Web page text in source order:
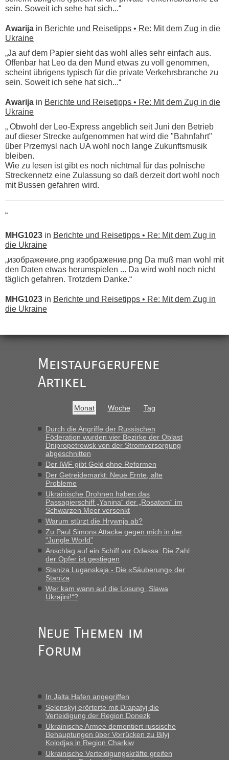
sein. Soweit ich sehe hat sich...“
Awarija in Berichte und Reisetipps • Re: Mit dem Zug in die
Ukraine
„Ja auf dem Papier sieht das wohl alles sehr einfach aus.
Offenbar hat Leo da den Mund etwas zu voll genommen,
scheint übrigens typisch für die private Verkehrsbranche zu
sein. Soweit ich sehe hat sich...“
Awarija in Berichte und Reisetipps • Re: Mit dem Zug in die
Ukraine
„ Obwohl der Leo-Express angeblich seit Juni den Betrieb
auf dieser Strecke aufgenommen hat wird die "Bahnfahrt"
über Przemysl nach UA wohl noch lange Zukunftsmusik
bleiben.
Wie zu lesen ist gibt es noch nichtmal für das polnische
Streckennetz eine Zulassung so daß derzeit dort wohl noch
mit Bussen gefahren wird.
“
MHG1023 in Berichte und Reisetipps • Re: Mit dem Zug in
die Ukraine
„изображение.png изображение.png Da muß man wohl mit
den Daten etwas herumspielen ... Da wird wohl noch nicht
täglich gefahren. Trotzdem Danke.“
MHG1023 in Berichte und Reisetipps • Re: Mit dem Zug in
die Ukraine
Ist korrekt, aber ich finde man hätte trotzdem im Text gleich
darauf hinweisen können.
War aber nicht "böse" gemeint ...
buchbar - warum auch immer ...
Hab´s versucht - bekomme aber immer angezeigt "auf dieser
Strecke fahren wir nicht"
MHG1023 inBerichte und Reisetipps • Re: Mit dem Zug in
die Ukraine
„Man sollte aber explizit dazu schreiben, daß es ein Zug von
LeoExpress ist - und nur auf deren Webseite kann man die
Fahrkarten kaufen. Zumindest ist es die erste Umsteigefreie
Verbindung von Deutschland...“
Recht, Visa und Dokumente • Re: Deklaration
gebrauchter Kleidung beim Zoll
„Vielen Dank, mit einem Briefchen meiner Frau im Gepäck
gab es keine Probleme“
fast 11 Milliarden aufgedeckt
„Am besten wäre natürlich, wenn die Frau mit dabei ist.
Alleinreisende Männer stehen schließlich immer unter
Milliarden aufgedeckt
„Kein Zoll. Du musst an sich nur sagen dass das privat ist
und du nicht damit handeln willst. So lange das nicht
Originalverpackt ist und ersichlich das nicht neu sollte es
keine Probleme geben“
Meistaufgerufene
Artikel
Monat Woche Tag
Durch die Angriffe der Russischen
Föderation wurden vier Bezirke der Oblast
Dnipropetrowsk von der Stromversorgung
abgeschnitten
Der IWF gibt Geld ohne Reformen
Der Getreidemarkt: Neue Ernte, alte
Probleme
Ukrainische Drohnen haben das
Passagierschiff „Yanina“ der „Rosatom“ im
Schwarzen Meer versenkt
Warum stürzt die Hrywnja ab?
Zu Paul Simons Attacke gegen mich in der
“Jungle World”
Anschlag auf ein Schiff vor Odessa: Die Zahl
der Opfer ist gestiegen
Staniza Luganskaja - Die «Säuberung» der
Staniza
Wer kam wann auf die Losung „Slawa
Ukrajini!“?
Neue Themen im
Forum
In Jalta Hafen angegriffen
Selenskyj erörterte mit Drapatyj die
Verteidigung der Region Donezk
Ukrainische Armee dementiert russische
Behauptungen über Vorrücken zu Bilyj
Kolodjas in Region Charkiw
Ukrainische Verteidigungskräfte greifen